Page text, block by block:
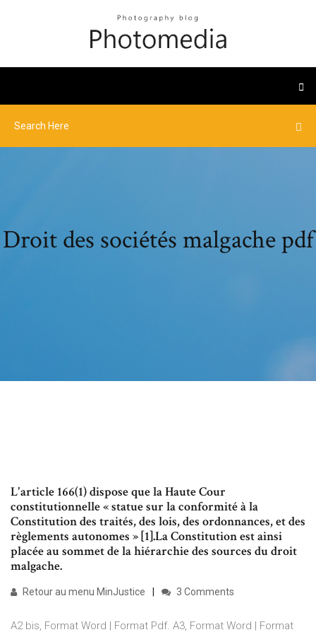
Droit des sociétés malgache pdf
L'article 166(1) dispose que la Haute Cour
constitutionnelle « statue sur la conformité à la
Constitution des traités, des lois, des ordonnances, et des
règlements autonomes » [1].La Constitution est ainsi
placée au sommet de la hiérarchie des sources du droit
malgache.
Retour au menu MinJustice 3 Comments
A2 bis, Format Word | Format Pdf. A3, Format Word | Format